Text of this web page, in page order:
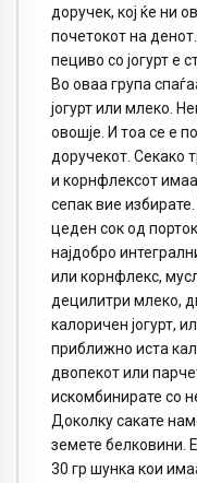
доручек, кој ќе ни
почетокот на
пециво со јогурт е
Во оваа група
јогурт или млеко.
овошје. И тоа се е
доручекот. Секако
и корнфлексот
сепак вие
цеден сок од
најдобро
или корнфлекс,
децилитри млеко,
калоричен јогурт,
приближно иста
двопекот или
искомбинирате со
Доколку сакате
земете белковини.
30 гр шунка кои